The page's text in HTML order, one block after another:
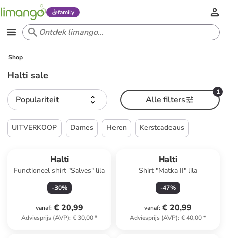
family
Shop
Halti sale
Populariteit
1
Alle filters
UITVERKOOP Dames Heren Kerstcadeaus
Halti
Functioneel shirt "Salves" lila
-30%
vanaf: € 20,99
Adviesprijs (AVP): € 30,00*
Halti
Shirt "Matka II" lila
-47%
vanaf: € 20,99
Adviesprijs (AVP): € 40,00*